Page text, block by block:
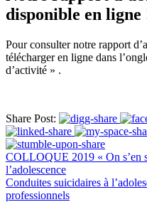
disponible en ligne
Pour consulter notre rapport
télécharger en ligne dans
d’activité » .
Share Post:
COLLOQUE 2019 « On s’en
l’adolescence
Conduites suicidaires à
professionnels